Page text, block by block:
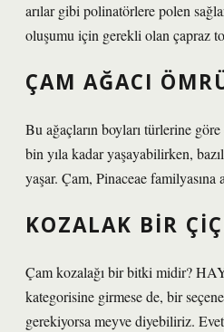
arılar gibi polinatörlere polen
oluşumu için gerekli olan çapraz
ÇAM AĞACI
Bu ağaçların boyları türlerine
bin yıla kadar yaşayabilirken,
yaşar. Çam, Pinaceae familyasına
KOZALAK BIR
Çam kozalağı bir bitki midir?
kategorisine girmese de, bir
gerekiyorsa meyve diyebiliriz.